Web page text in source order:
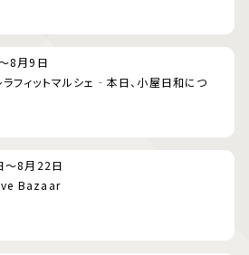
8月9日
ラフィットマルシェ‐本日、小屋日和につ
～8月22日
Bazaar